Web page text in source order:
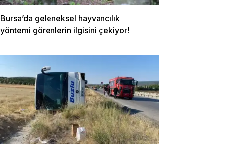
Bursa’da geleneksel hayvancılık
yöntemi görenlerin ilgisini çekiyor!